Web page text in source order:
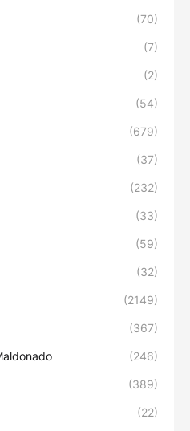
(70)
(7)
(2)
(54)
(679)
(37)
(232)
(33)
(59)
(32)
(2149)
(367)
(246)
(389)
(22)